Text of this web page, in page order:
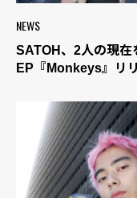
NEWS
SATOH、2人の現在
EP『Monkeys』リ